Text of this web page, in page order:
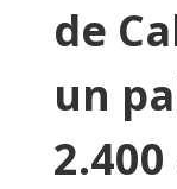
de
un